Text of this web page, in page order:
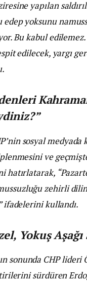
yapılan
edep yoksunu
Bu kabul
edilecek, yargı
sosyal medyada
ve
hatırlatarak,
zehirli
ifadelerini kullandı.
Yokuş
sonunda CHP lideri
sürdüren